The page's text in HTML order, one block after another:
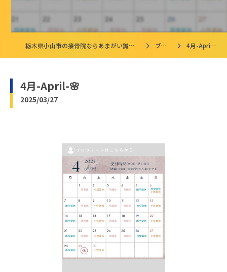
栃木県小山市の接骨院ならあまがい鍼灸接骨院 ブログ 4月-April-🌸
4月-April-🌸
2025/03/27